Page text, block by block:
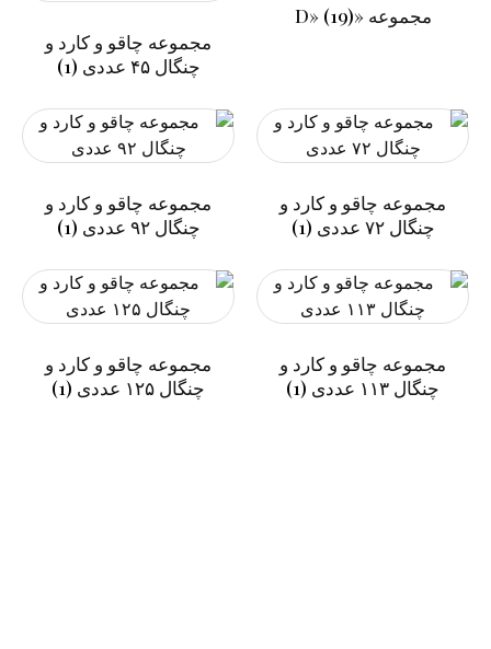
مجموعه «D»(19)
مجموعه چاقو و کارد و
چنگال ۴۵ عددی
(1)
مجموعه چاقو و کارد و
چنگال ۷۲ عددی
(1)
مجموعه چاقو و کارد و
چنگال ۹۲ عددی
(1)
مجموعه چاقو و کارد و
چنگال ۱۱۳ عددی
(1)
مجموعه چاقو و کارد و
چنگال ۱۲۵ عددی
(1)